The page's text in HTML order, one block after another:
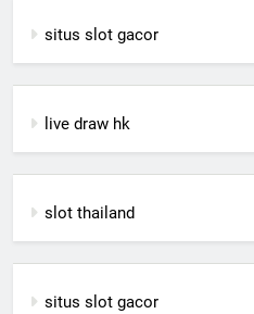
situs slot gacor
live draw hk
slot thailand
situs slot gacor